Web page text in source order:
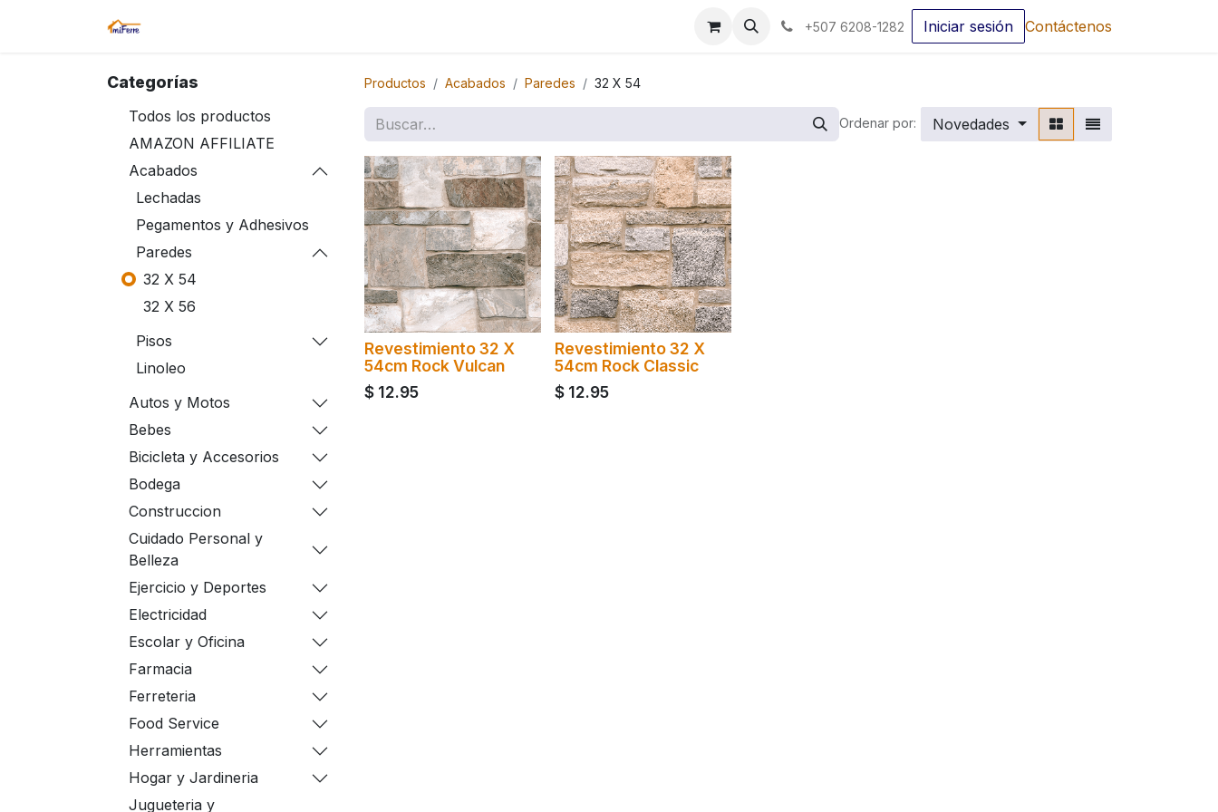
+507 6208-1282 Iniciar sesión Contáctenos
Categorías
Todos los productos
AMAZON AFFILIATE
Acabados
Lechadas
Pegamentos y Adhesivos
Paredes
32 X 54
32 X 56
Pisos
Linoleo
Autos y Motos
Bebes
Bicicleta y Accesorios
Bodega
Construccion
Cuidado Personal y
Belleza
Ejercicio y Deportes
Electricidad
Escolar y Oficina
Farmacia
Ferreteria
Food Service
Herramientas
Hogar y Jardineria
Jugueteria y
Productos Acabados Paredes 32 X 54
Ordenar por: Novedades
Revestimiento 32 X
54cm Rock Vulcan
$ 12.95
Revestimiento 32 X
54cm Rock Classic
$ 12.95